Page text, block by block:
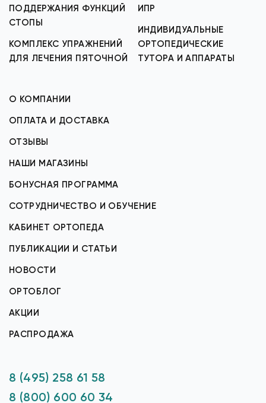
ПОДДЕРЖАНИЯ ФУНКЦИЙ
СТОПЫ
КОМПЛЕКС УПРАЖНЕНИЙ
ДЛЯ ЛЕЧЕНИЯ ПЯТОЧНОЙ
ИПР
ИНДИВИДУАЛЬНЫЕ
ОРТОПЕДИЧЕСКИЕ
ТУТОРА И АППАРАТЫ
О КОМПАНИИ
ОПЛАТА И ДОСТАВКА
ОТЗЫВЫ
НАШИ МАГАЗИНЫ
БОНУСНАЯ ПРОГРАММА
СОТРУДНИЧЕСТВО И ОБУЧЕНИЕ
КАБИНЕТ ОРТОПЕДА
ПУБЛИКАЦИИ И СТАТЬИ
НОВОСТИ
ОРТОБЛОГ
АКЦИИ
РАСПРОДАЖА
8 (495) 258 61 58
8 (800) 600 60 34